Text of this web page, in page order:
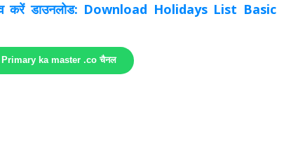
व करें डाउनलोड: Download Holidays List Basic
Primary ka master .co चैनल